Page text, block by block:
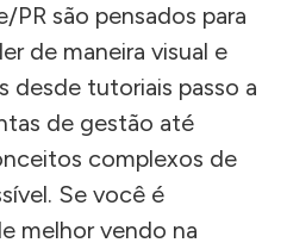
PR são pensados para
de maneira visual e
desde tutoriais passo a
de gestão até
complexos de
Se você é
melhor vendo na